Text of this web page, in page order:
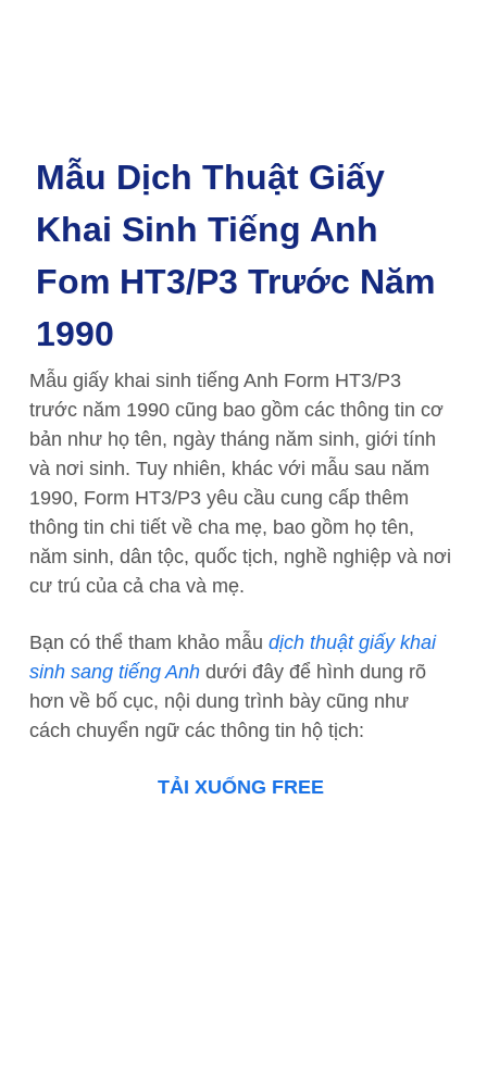
Mẫu Dịch Thuật Giấy
Khai Sinh Tiếng Anh
Fom HT3/P3 Trước Năm
1990
Mẫu giấy khai sinh tiếng Anh Form HT3/P3
trước năm 1990 cũng bao gồm các thông tin cơ
bản như họ tên, ngày tháng năm sinh, giới tính
và nơi sinh. Tuy nhiên, khác với mẫu sau năm
1990, Form HT3/P3 yêu cầu cung cấp thêm
thông tin chi tiết về cha mẹ, bao gồm họ tên,
năm sinh, dân tộc, quốc tịch, nghề nghiệp và nơi
cư trú của cả cha và mẹ.
Bạn có thể tham khảo mẫu dịch thuật giấy khai
sinh sang tiếng Anh dưới đây để hình dung rõ
hơn về bố cục, nội dung trình bày cũng như
cách chuyển ngữ các thông tin hộ tịch:
TẢI XUỐNG FREE